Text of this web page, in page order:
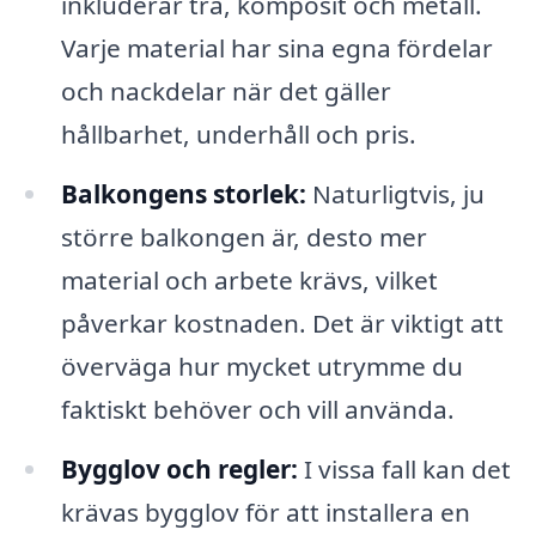
Varje material har sina egna fördelar
och nackdelar när det gäller
hållbarhet, underhåll och pris.
Balkongens storlek: Naturligtvis, ju
större balkongen är, desto mer
material och arbete krävs, vilket
påverkar kostnaden. Det är viktigt att
överväga hur mycket utrymme du
faktiskt behöver och vill använda.
Bygglov och regler: I vissa fall kan det
krävas bygglov för att installera en